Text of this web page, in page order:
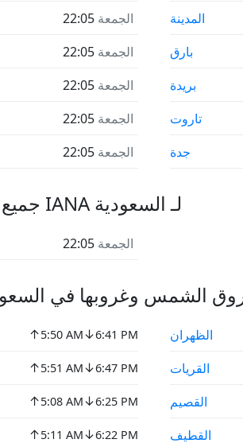
الجمعة 22:05
الجمعة 22:05
الجمعة 22:05
الجمعة 22:05
الجمعة 22:05
المدينة
بارق
بريدة
تاروت
جدة
جميع المناطق الزمنية IANA لـ السعودية
الجمعة 22:05
الشمس وغروبها في
↑5:50 AM↓6:41 PM
↑5:51 AM↓6:47 PM
↑5:08 AM↓6:25 PM
↑5:11 AM↓6:22 PM
الظهران
القريات
القصيم
القطيف